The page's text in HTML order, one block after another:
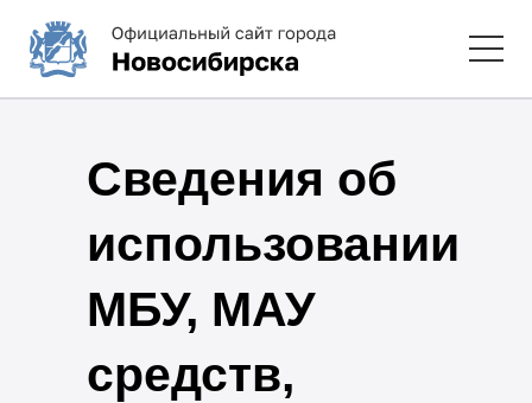
Сведения об
использовании
МБУ, МАУ
средств,